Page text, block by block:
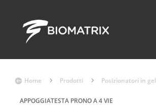
 Home 5 Prodotti 5 Posizionatori in gel
APPOGGIATESTA PRONO A 4 VIE